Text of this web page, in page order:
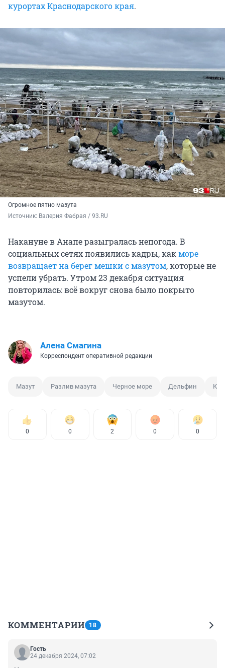
курортах Краснодарского края.
Огромное пятно мазута
Источник: Валерия Фабрая / 93.RU
Накануне в Анапе разыгралась непогода. В
социальных сетях появились кадры, какморе
возвращает на берег мешки с мазутом, которые не
успели убрать. Утром 23 декабря ситуация
повторилась: всё вокруг снова было покрыто
мазутом.
Алена Смагина
Корреспондент оперативной редакции
Мазут Разлив мазута Черное море Дельфин
0 0 2 0 0
КОММЕНТАРИИ 18
Гость
24 декабря 2024, 07:02